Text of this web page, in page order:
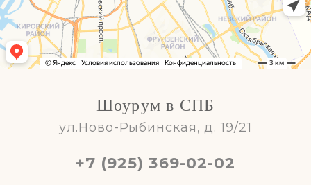
Шоурум в СПБ
ул.Ново-Рыбинская, д. 19/21
+7 (925) 369-02-02